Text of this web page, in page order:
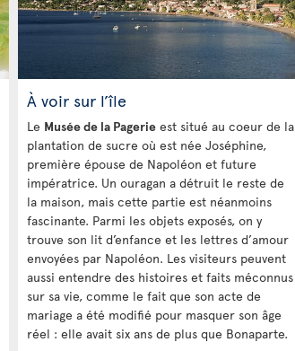
À voir sur l’île
Le Musée de la Pagerie est situé au coeur de la
plantation de sucre où est née Joséphine,
première épouse de Napoléon et future
impératrice. Un ouragan a détruit le reste de
la maison, mais cette partie est néanmoins
fascinante. Parmi les objets exposés, on y
trouve son lit d’enfance et les lettres d’amour
envoyées par Napoléon. Les visiteurs peuvent
aussi entendre des histoires et faits méconnus
sur sa vie, comme le fait que son acte de
mariage a été modifié pour masquer son âge
réel : elle avait six ans de plus que Bonaparte.